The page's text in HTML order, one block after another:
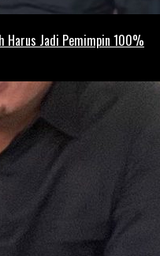
Harus Jadi Pemimpin 100%